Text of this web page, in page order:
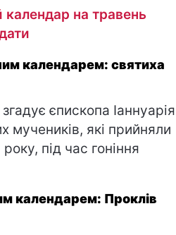
на травень
календарем: святиха
єпископа Іаннуарія
мучеників, які прийняли
під час гоніння
календарем: Проклів